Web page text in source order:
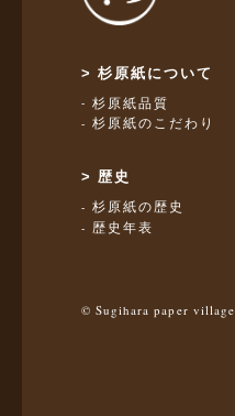
杉原紙について
杉原紙品質
杉原紙のこだわり
歴史
杉原紙の歴史
歴史年表
© Sugihara paper village